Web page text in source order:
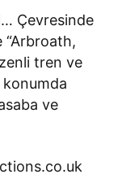
Çevresinde
“Arbroath,
tren ve
ve